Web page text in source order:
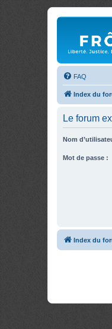
FAQ
Index du
Le forum
Nom
Mot de passe :
Index du